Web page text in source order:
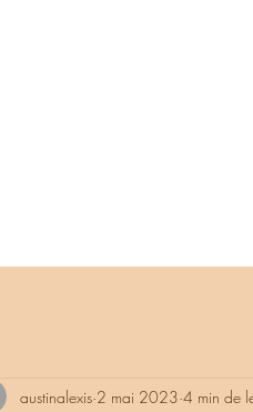
austinalexis 2 mai 2023 4 min de